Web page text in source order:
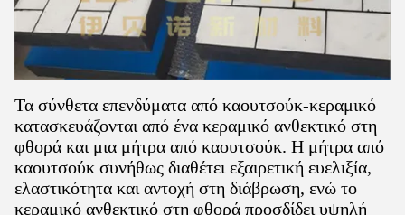
Τα σύνθετα επενδύματα από καουτσούκ-κεραμικό
κατασκευάζονται από ένα κεραμικό ανθεκτικό στη
φθορά και μια μήτρα από καουτσούκ. Η μήτρα από
καουτσούκ συνήθως διαθέτει εξαιρετική ευελιξία,
ελαστικότητα και αντοχή στη διάβρωση, ενώ το
κεραμικό ανθεκτικό στη φθορά προσδίδει υψηλή